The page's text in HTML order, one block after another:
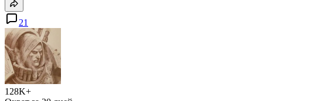
21
128K+